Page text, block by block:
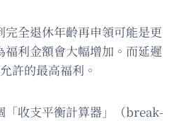
全退休年齡再申領可能是更
利金額會大幅增加。而延遲
許的最高福利。
「收支平衡計算器」（break-